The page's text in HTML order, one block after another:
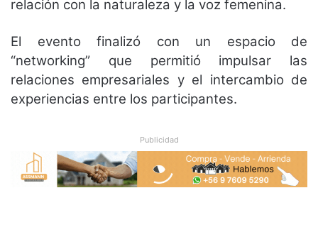
relación con la naturaleza y la voz femenina.
El evento finalizó con un espacio de
“networking” que permitió impulsar las
relaciones empresariales y el intercambio de
experiencias entre los participantes.
Publicidad